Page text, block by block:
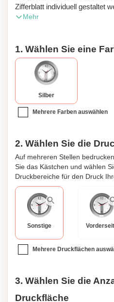
Zifferblatt individuell gestaltet
klassischen Designs lässt sie
Mehr
1. Wählen Sie eine
Silber
Mehrere Farben auswählen
2. Wählen Sie die
Auf mehreren Stellen
Sie das Kästchen und wählen
Druckbereiche für den Druck
Sonstige
Mehrere Druckflächen
3. Wählen Sie die
Druckfläche